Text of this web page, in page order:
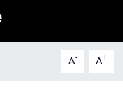
A- A+